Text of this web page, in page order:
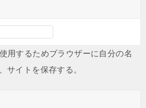
用するためブラウザーに自分の名
サイトを保存する。